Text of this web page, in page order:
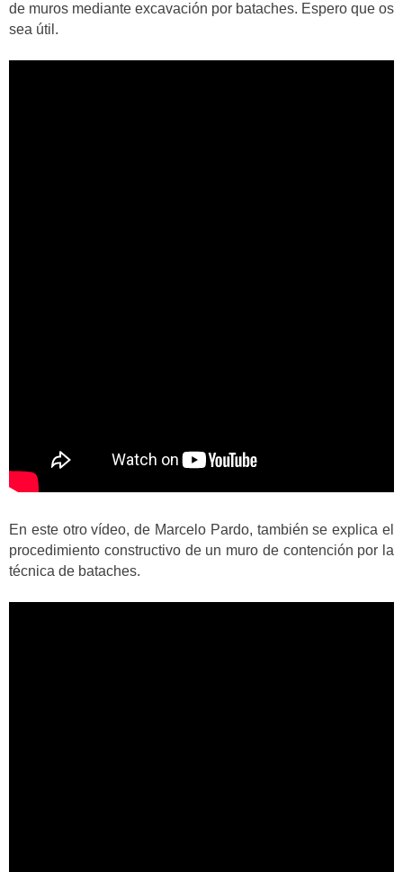
de muros mediante excavación por bataches. Espero que os
sea útil.
En este otro vídeo, de Marcelo Pardo, también se explica el
procedimiento constructivo de un muro de contención por la
técnica de bataches.